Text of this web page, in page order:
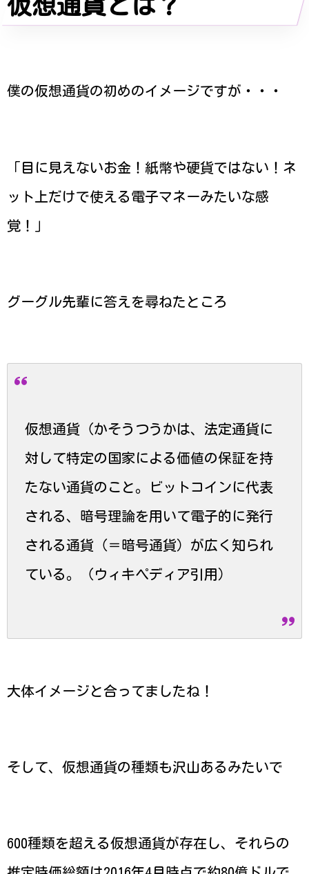
仮想通貨とは？
僕の仮想通貨の初めのイメージですが・・・
「目に見えないお金！ 紙幣や硬貨ではない！ネ
ット上だけで使える電子マネーみたいな感
覚！」
グーグル先輩に答えを尋ねたところ
仮想通貨 （かそうつうかは、法定通貨に
対して特定の国家による価値の保証を持
たない通貨のこと。ビットコインに代表
される、暗号理論を用いて電子的に発行
される通貨（＝暗号通貨）が広く知られ
ている。（ウィキペディア引用）
大体イメージと合ってましたね！
そして、仮想通貨の種類も沢山あるみたいで
600種類を超える仮想通貨が存在し、それらの